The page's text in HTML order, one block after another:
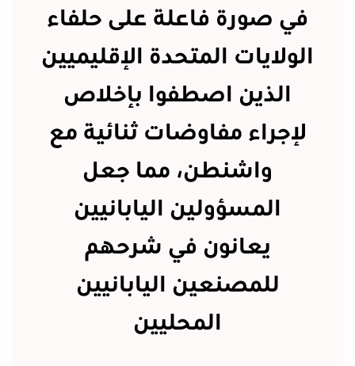
في صورة فاعلة على حلفاء
الولايات المتحدة الإقليميين
الذين اصطفوا بإخلاص
لإجراء مفاوضات ثنائية مع
واشنطن، مما جعل
المسؤولين اليابانيين
يعانون في شرحهم
للمصنعين اليابانيين
المحليين